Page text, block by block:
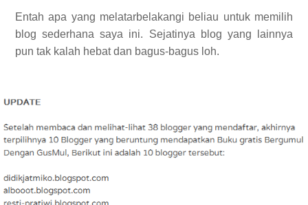
Entah apa yang melatarbelakangi beliau untuk memilih
blog sederhana saya ini. Sejatinya blog yang lainnya
pun tak kalah hebat dan bagus-bagus loh.